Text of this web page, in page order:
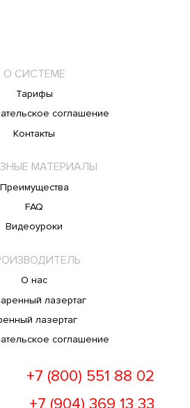
О СИСТЕМЕ
Тарифы
соглашение
Контакты
МАТЕРИАЛЫ
Преимущества
FAQ
Видеоуроки
О нас
лазертаг
лазертаг
соглашение
+7 (800) 551 88 02
+7 (904) 369 13 33